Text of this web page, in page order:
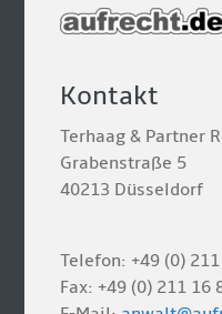
Kontakt
Terhaag & Partner
Grabenstraße 5
40213 Düsseldorf
Telefon: +49 (0)
Fax: +49 (0) 211 16